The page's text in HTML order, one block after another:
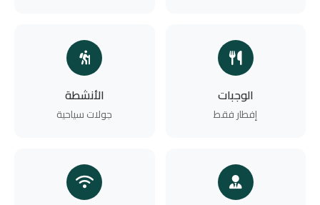
الوجبات
إفطار فقط
الأنشطة
جولات سياحية